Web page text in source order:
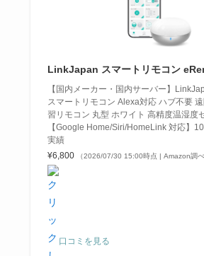
LinkJapan スマートリモコン
【国内メーカー・国内サーバー】
スマートリモコン Alexa対応 ハブ不要
習リモコン 丸型 ホワイト 高精度温湿度
【Google Home/Siri/HomeLink 対応】
実績
¥6,800
（2026/07/30 15:00時点 | Amazon調べ
口コミを見る